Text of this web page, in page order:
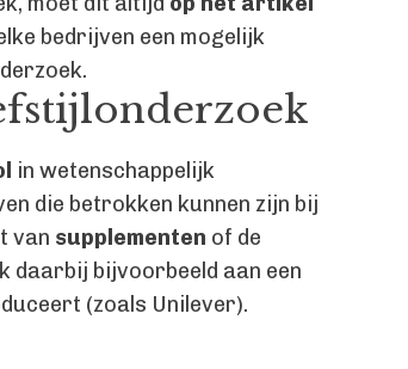
bedrijven een mogelijk
in wetenschappelijk
die betrokken kunnen zijn bij
van supplementen of de
daarbij bijvoorbeeld aan een
(zoals Unilever).